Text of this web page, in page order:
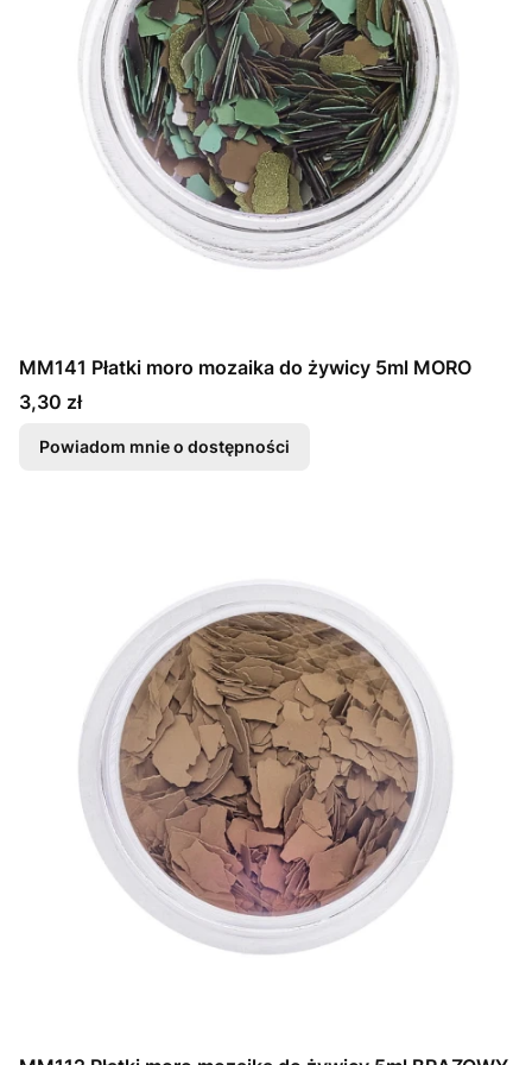
MM141 Płatki moro mozaika do żywicy 5ml MORO
Cena
3,30 zł
Powiadom mnie o dostępności